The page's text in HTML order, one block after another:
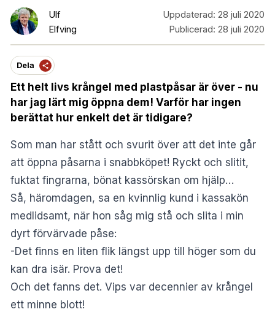
Ulf
Elfving
Uppdaterad: 28 juli 2020
Publicerad: 28 juli 2020
Dela
Ett helt livs krångel med plastpåsar är över - nu
har jag lärt mig öppna dem! Varför har ingen
berättat hur enkelt det är tidigare?
Som man har stått och svurit över att det inte går
att öppna påsarna i snabbköpet! Ryckt och slitit,
fuktat fingrarna, bönat kassörskan om hjälp…
Så, häromdagen, sa en kvinnlig kund i kassakön
medlidsamt, när hon såg mig stå och slita i min
dyrt förvärvade påse:
-Det finns en liten flik längst upp till höger som du
kan dra isär. Prova det!
Och det fanns det. Vips var decennier av krångel
ett minne blott!